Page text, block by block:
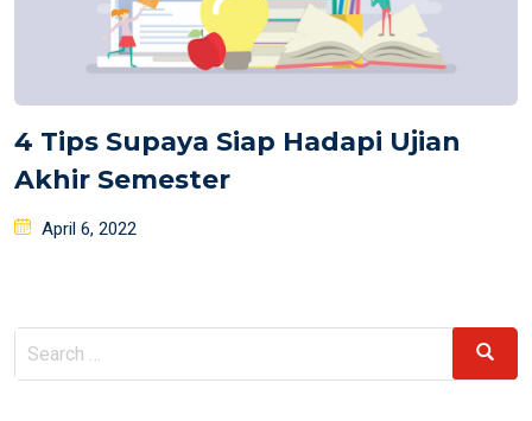
4 Tips Supaya Siap Hadapi Ujian
Akhir Semester
Posted
April 6, 2022
Search
Search